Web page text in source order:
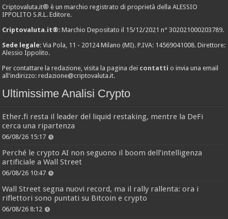
Criptovaluta.it® è un marchio registrato di proprietà della ALESSIO
IPPOLITO S.R.L. Editore.
Criptovaluta.it®: Marchio Depositato il 15/12/2021 n° 302021000203789.
Sede legale: Via Pola, 11 - 20124 Milano (MI). P.IVA: 14569041008. Direttore:
Alessio Ippolito.
Per contattare la redazione, visita la pagina dei contatti o invia una email
all'indirizzo:redazione@criptovaluta.it.
Ultimissime Analisi Crypto
Ether.fi resta il leader del liquid restaking, mentre la DeFi
cerca una ripartenza
06/08/26 15:17
Perché le crypto AI non seguono il boom dell’intelligenza
artificiale a Wall Street
06/08/26 10:47
Wall Street segna nuovi record, ma il rally rallenta: ora i
riflettori sono puntati su Bitcoin e crypto
06/08/26 8:12